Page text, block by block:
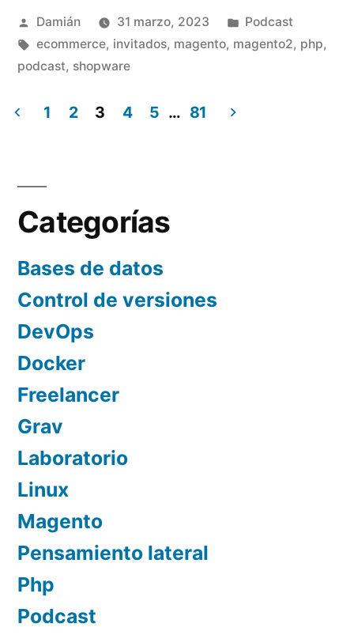
Pastorini»
Publicado
por
Damián 31 marzo, 2023
Publicado
en
Podcast
Etiquetas:
ecommerce, invitados, magento, magento2, php,
podcast, shopware
de
entradas
1 2 3 4 5 … 81
Categorías
Bases de datos
Control de versiones
DevOps
Docker
Freelancer
Grav
Laboratorio
Linux
Magento
Pensamiento lateral
Php
Podcast